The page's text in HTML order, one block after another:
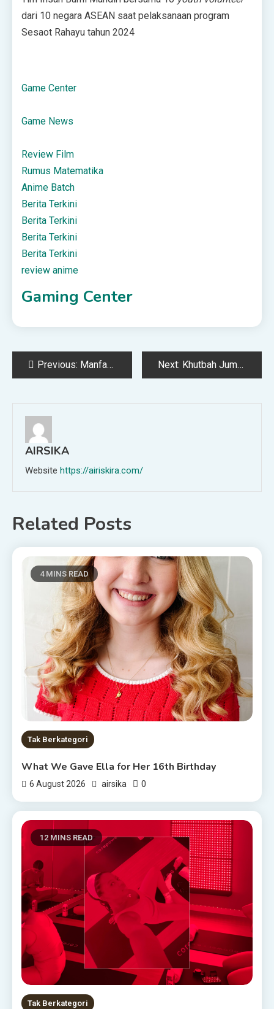
dari 10 negara ASEAN saat pelaksanaan program
Sesaot Rahayu tahun 2024
Game Center
Game News
Review Film
Rumus Matematika
Anime Batch
Berita Terkini
Berita Terkini
Berita Terkini
Berita Terkini
review anime
Gaming Center
PostPrevious: Manfaat Berkurban sebagai Investasi Sosial Berkelanjutan Next: Khutbah Jumat: Jangan Lewatkan! Ini 3 Amalan Sunnah yang Dianjurkan Nabi di Awal Dzulhijjah
AIRSIKA
Website https://airiskira.com/
Related Posts
4 MINS READ
Tak Berkategori
What We Gave Ella for Her 16th Birthday
6 August 2026 airsika 0
12 MINS READ
Tak Berkategori